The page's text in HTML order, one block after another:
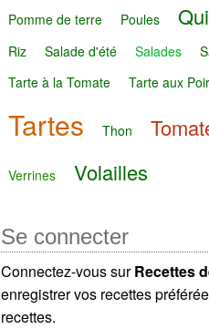
Pomme de terre Poules
Riz
Salade d'été Salades
Tarte à la Tomate
Tarte aux
Tartes Thon
Verrines Volailles
Se connecter
Connectez-vous surRecettes
enregistrer vos recettes
recettes.